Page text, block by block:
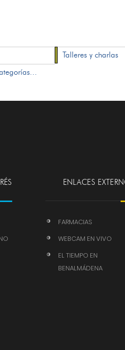
Talleres y charlas
ENLACES
FARMACIAS
WEBCAM EN VIVO
EL TIEMPO EN
BENALMÁDENA